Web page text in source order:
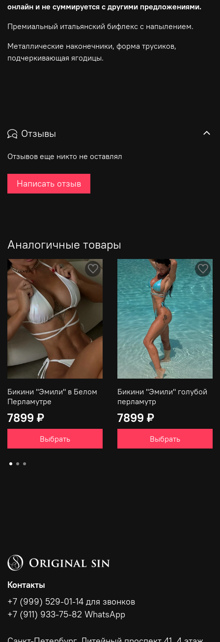
онлайн и не суммируется с другими предложениями.
Премиальный итальянский бифлекс с напылением.
Металлические наконечники, форма трусиков,
подчеркивающая ягодицы.
Отзывы
Отзывов еще никто не оставлял
Написать отзыв
Аналогичные товары
Бикини "Эмили" в Белом
Перламутре
7899 ₽
Выбрать
Бикини "Эмили" голубой
перламутр
7899 ₽
Выбрать
Контакты
+7 (999) 529-01-14 для звонков
+7 (911) 933-75-82 WhatsApp